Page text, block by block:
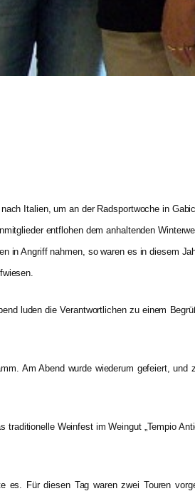
Italien, um an der Radsportwoche in
entflohen dem anhaltenden
in Angriff nahmen, so waren es in diesem
luden die Verantwortlichen zu einem
Am Abend wurde wiederum gefeiert,
Weinfest im Weingut „Tempio
Für diesen Tag waren zwei Touren